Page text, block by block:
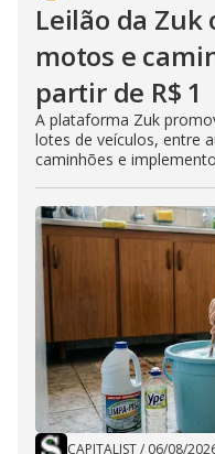
Leilão da Zuk
motos e
partir de R$ 1
A plataforma Zuk
lotes de veículos, entre
caminhões e
CAPITALIST/ 06/08/